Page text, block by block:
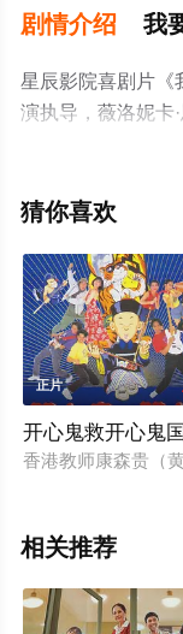
剧情介绍 我
星辰影院喜剧片《
演执导，薇洛妮卡
马·洛佩斯,阿尔巴·
等演员精彩演绎的
瓣电影、电视猫或
猜你喜欢
正片
开心鬼救开心鬼
香港教师康森贵（
相关推荐